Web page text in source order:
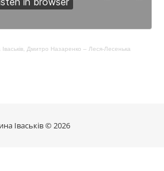
Дмитро Назаренко – Леся-Лесенька
Іваськів © 2026